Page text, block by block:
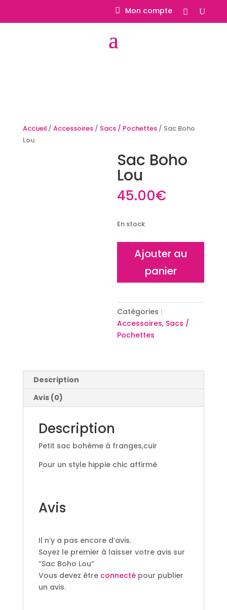
Mon compte
Accueil/ Accessoires/ Sacs / Pochettes/ Sac Boho
Lou
Sac Boho
Lou
45.00€
En stock
quantité
Boho
Ajouter au
panier
Catégories :
Accessoires, Sacs /
Pochettes
Description
Avis (0)
Description
Petit sac bohème à franges,cuir
Pour un style hippie chic affirmé
Avis
Il n’y a pas encore d’avis.
Soyez le premier à laisser votre avis sur
“Sac Boho Lou”
Vous devez être connectépour publier
un avis.